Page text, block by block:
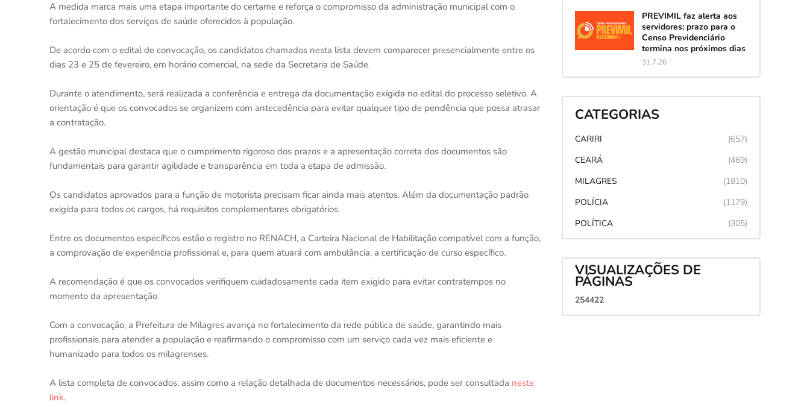
A medida marca mais uma etapa importante do certame e reforça o compromisso da administração municipal com o
fortalecimento dos serviços de saúde oferecidos à população.
De acordo com o edital de convocação, os candidatos chamados nesta lista devem comparecer presencialmente entre os
dias 23 e 25 de fevereiro, em horário comercial, na sede da Secretaria de Saúde.
Durante o atendimento, será realizada a conferência e entrega da documentação exigida no edital do processo seletivo. A
orientação é que os convocados se organizem com antecedência para evitar qualquer tipo de pendência que possa atrasar
a contratação.
A gestão municipal destaca que o cumprimento rigoroso dos prazos e a apresentação correta dos documentos são
fundamentais para garantir agilidade e transparência em toda a etapa de admissão.
Os candidatos aprovados para a função de motorista precisam ficar ainda mais atentos. Além da documentação padrão
exigida para todos os cargos, há requisitos complementares obrigatórios.
Entre os documentos específicos estão o registro no RENACH, a Carteira Nacional de Habilitação compatível com a função,
a comprovação de experiência profissional e, para quem atuará com ambulância, a certificação de curso específico.
A recomendação é que os convocados verifiquem cuidadosamente cada item exigido para evitar contratempos no
momento da apresentação.
Com a convocação, a Prefeitura de Milagres avança no fortalecimento da rede pública de saúde, garantindo mais
profissionais para atender a população e reafirmando o compromisso com um serviço cada vez mais eficiente e
humanizado para todos os milagrenses.
A lista completa de convocados, assim como a relação detalhada de documentos necessários, pode ser consultada neste
link.
PREVIMIL faz alerta aos
servidores: prazo para o
Censo Previdenciário
termina nos próximos dias
31.7.26
CATEGORIAS
CARIRI
(657)
CEARÁ
(469)
MILAGRES
(1810)
POLÍCIA
(1179)
POLÍTICA
(305)
VISUALIZAÇÕES DE
PÁGINAS
254422